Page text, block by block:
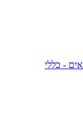
- כללי